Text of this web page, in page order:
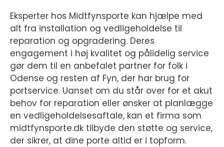
Eksperter hos Midtfynsporte kan hjælpe med
alt fra installation og vedligeholdelse til
reparation og opgradering. Deres
engagement i høj kvalitet og pålidelig service
gør dem til en anbefalet partner for folk i
Odense og resten af Fyn, der har brug for
portservice. Uanset om du står over for et akut
behov for reparation eller ønsker at planlægge
en vedligeholdelsesaftale, kan et firma som
midtfynsporte.dk tilbyde den støtte og service,
der sikrer, at dine porte altid er i topform.